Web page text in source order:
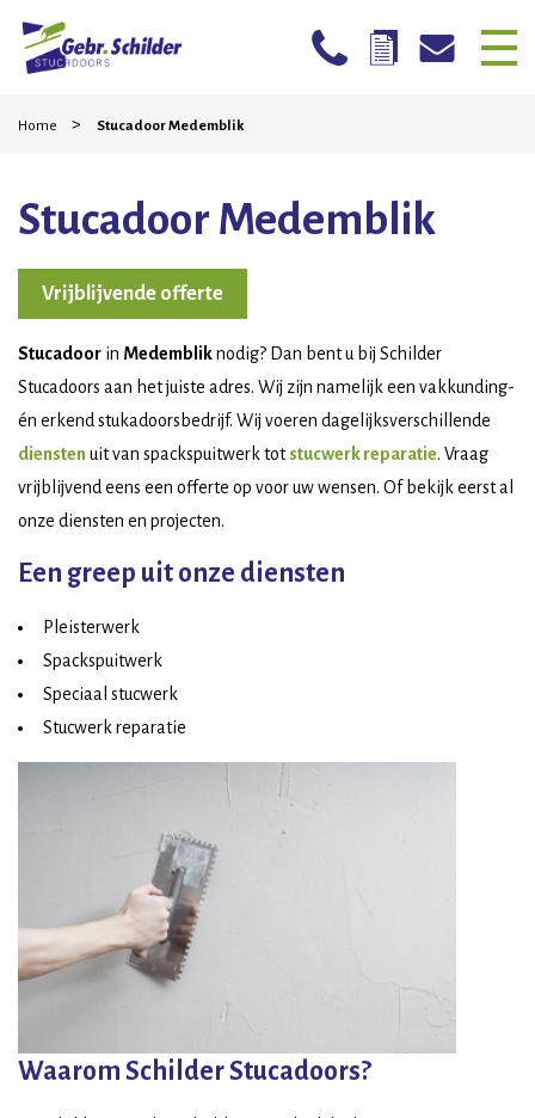
Home
Particulieren
Mogelijkheden
Werkwijze
Projecten
Contact
Home > Stucadoor Medemblik
Stucadoor Medemblik
Vrijblijvende offerte
Stucadoor in Medembliknodig? Dan bent u bij Schilder
Stucadoors aan het juiste adres. Wij zijn namelijk een vakkunding-
én erkend stukadoorsbedrijf. Wij voeren dagelijksverschillende
diensten uit van spackspuitwerk totstucwerk reparatie. Vraag
vrijblijvend eens een offerte op voor uw wensen. Of bekijk eerst al
onze diensten en projecten.
Een greep uit onze diensten
Pleisterwerk
Spackspuitwerk
Speciaal stucwerk
Stucwerk reparatie
Waarom Schilder Stucadoors?